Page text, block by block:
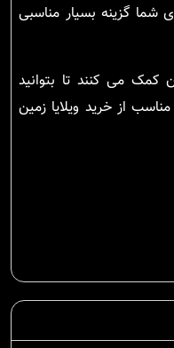
شما گزینه بسیار مناسبی
کمک می کنند تا بتوانید
از خرید ویلایا زمین